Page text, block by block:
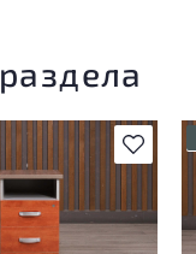
В
следы
не влияющие
его